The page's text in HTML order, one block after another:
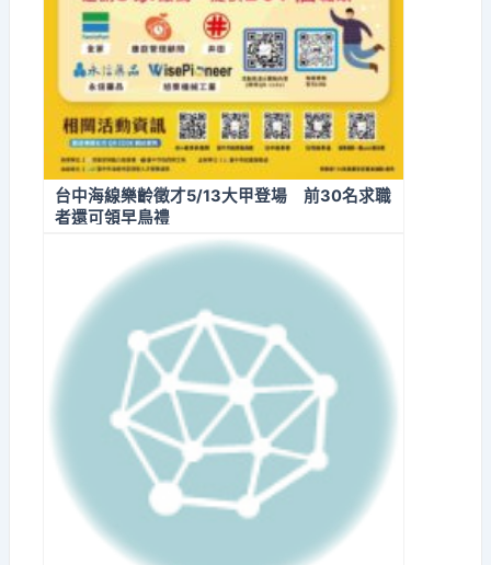
台中海線樂齡徵才5/13大甲登場 前30名求職
者還可領早鳥禮